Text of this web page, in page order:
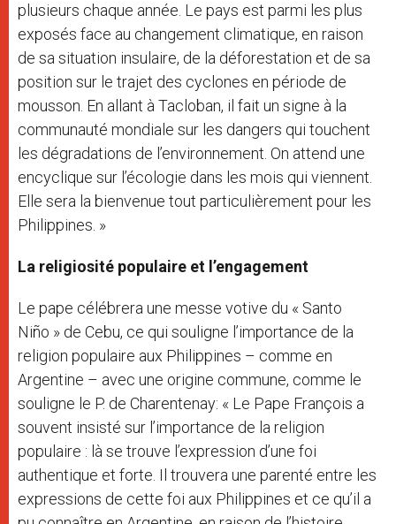
plusieurs chaque année. Le pays est parmi les plus
exposés face au changement climatique, en raison
de sa situation insulaire, de la déforestation et de sa
position sur le trajet des cyclones en période de
mousson. En allant à Tacloban, il fait un signe à la
communauté mondiale sur les dangers qui touchent
les dégradations de l’environnement. On attend une
encyclique sur l’écologie dans les mois qui viennent.
Elle sera la bienvenue tout particulièrement pour les
Philippines. »
La religiosité populaire et l’engagement
Le pape célébrera une messe votive du « Santo
Niño » de Cebu, ce qui souligne l’importance de la
religion populaire aux Philippines – comme en
Argentine – avec une origine commune, comme le
souligne le P. de Charentenay: « Le Pape François a
souvent insisté sur l’importance de la religion
populaire : là se trouve l’expression d’une foi
authentique et forte. Il trouvera une parenté entre les
expressions de cette foi aux Philippines et ce qu’il a